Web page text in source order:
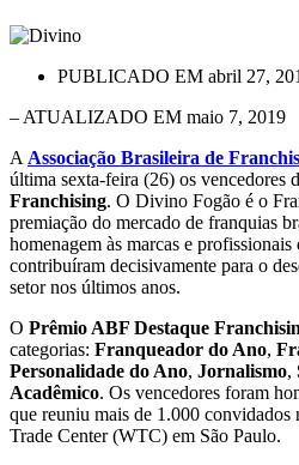
PUBLICADO EM abril 27,
– ATUALIZADO EM maio 7, 2019
A Associação Brasileira de
última sexta-feira (26) os vencedores
Franchising. O Divino Fogão é o
premiação do mercado de franquias
homenagem às marcas e
contribuíram decisivamente para o
setor nos últimos anos.
O Prêmio ABF Destaque
categorias: Franqueador do Ano,
Personalidade do Ano, Jornalismo,
Acadêmico. Os vencedores foram
que reuniu mais de 1.000
Trade Center (WTC) em São Paulo.